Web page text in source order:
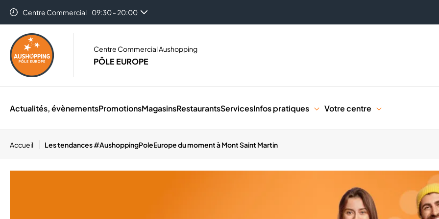
Centre Commercial 09:30 - 20:00
Centre Commercial Aushopping
PÔLE EUROPE
Actualités, évènementsPromotionsMagasinsRestaurantsServicesInfos pratiques Votre centre
Accueil Les tendances #AushoppingPoleEurope du moment à Mont Saint Martin